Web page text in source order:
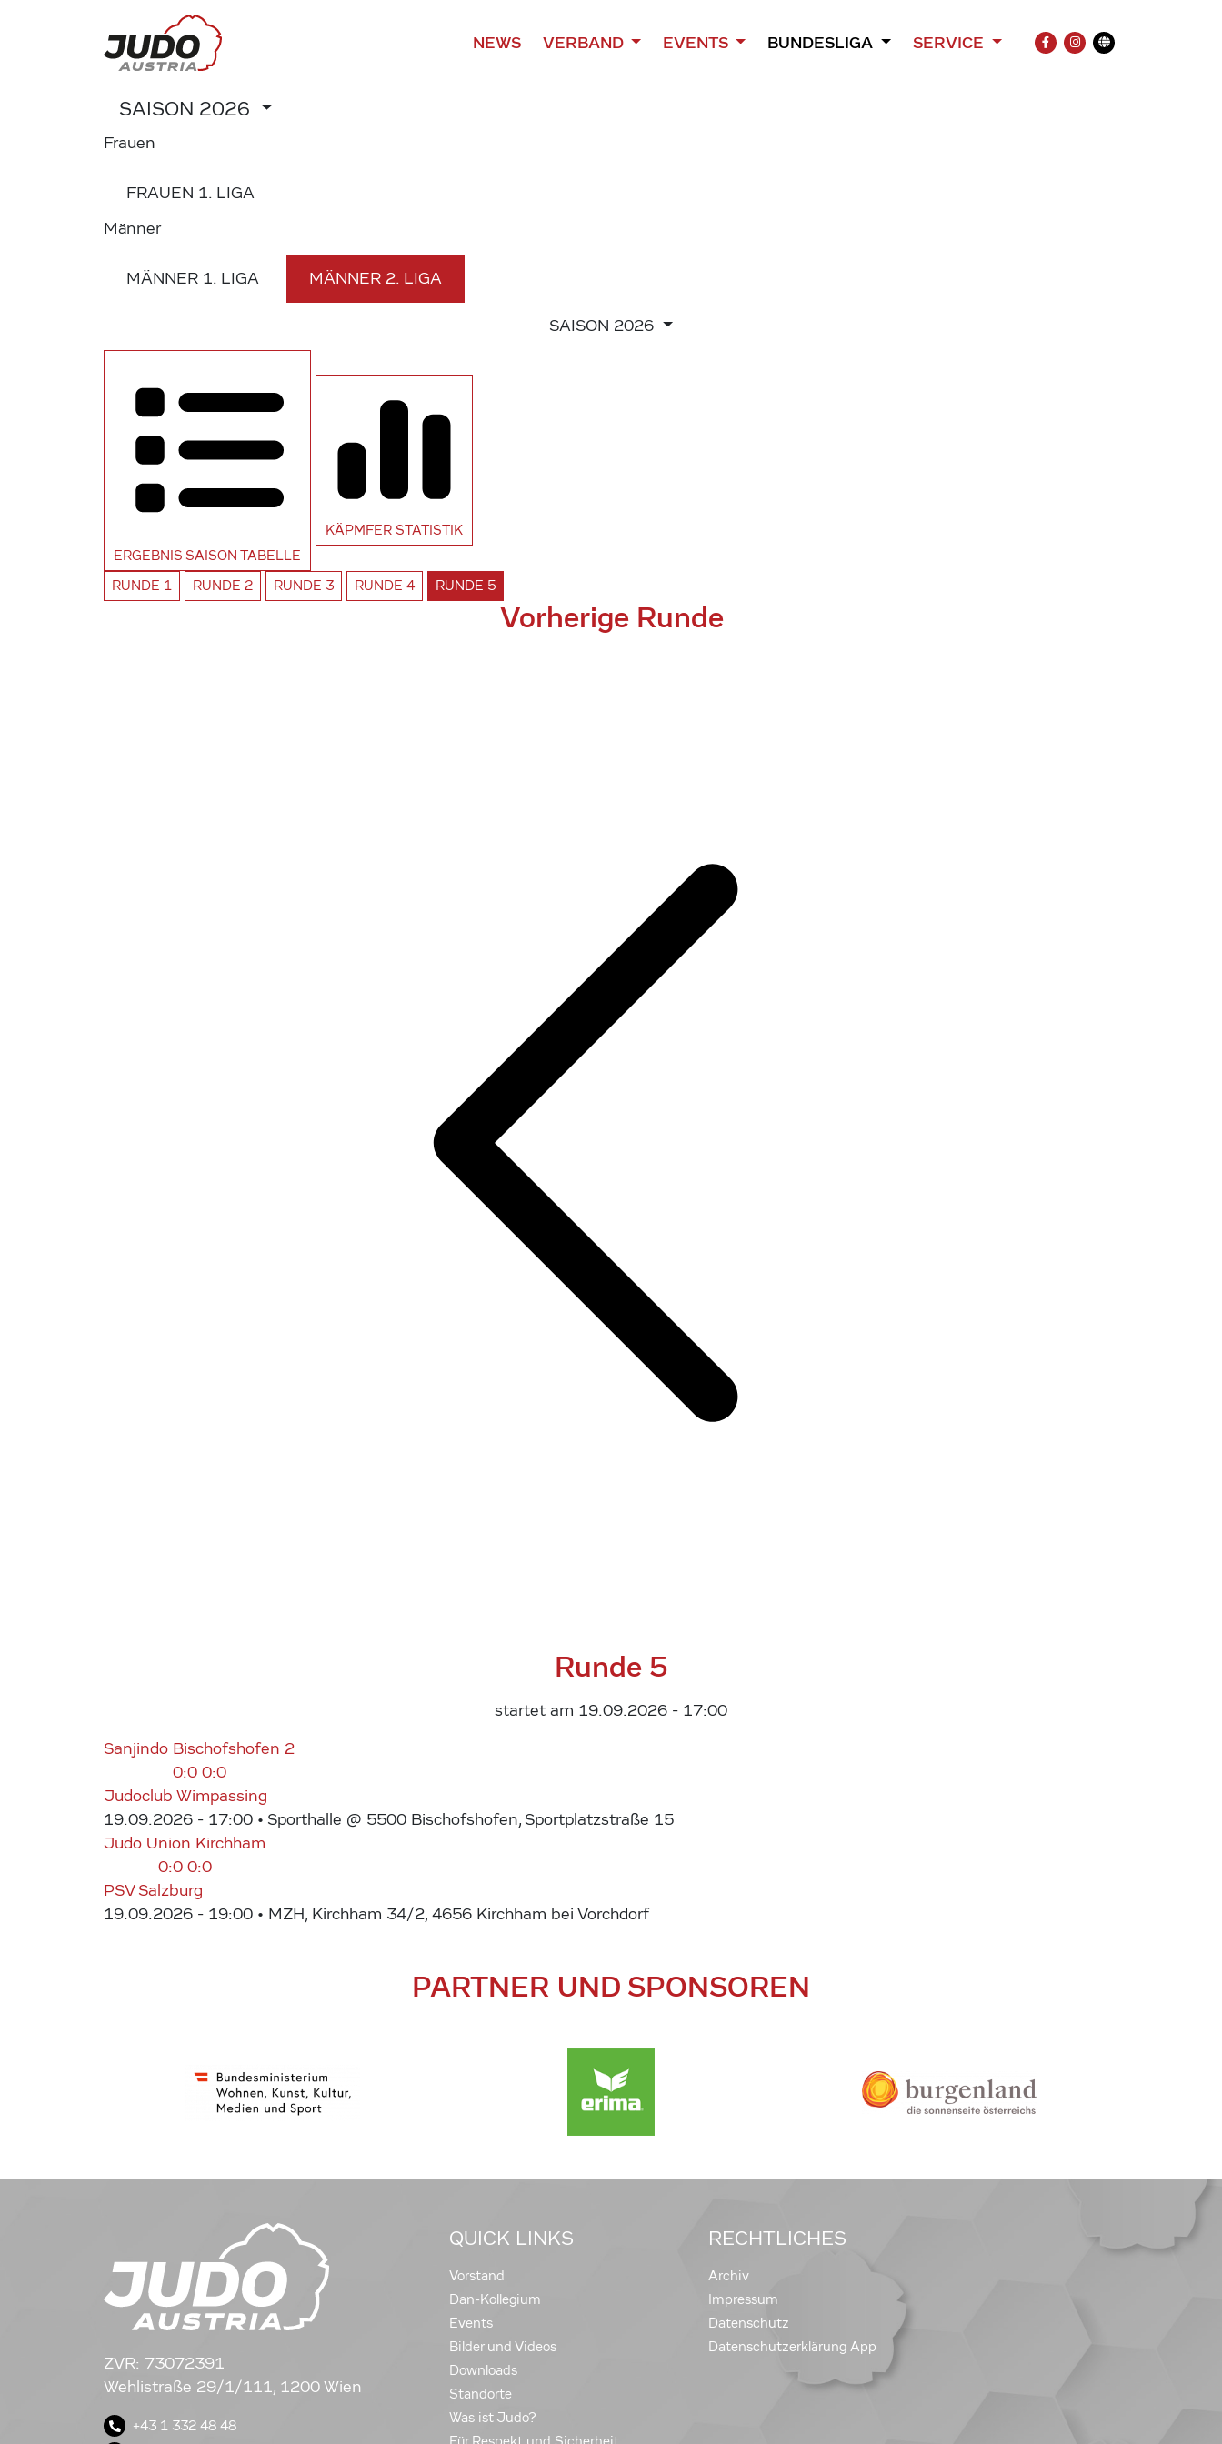
NEWS VERBAND EVENTS BUNDESLIGA SERVICE
FACEBOOK
INSTAGRAM
Übersetzung
SAISON 2026
Frauen
FRAUEN 1. LIGA
Männer
MÄNNER 1. LIGA MÄNNER 2. LIGA
SAISON 2026
ERGEBNIS SAISON TABELLE
KÄPMFER STATISTIK
RUNDE 1 RUNDE 2 RUNDE 3 RUNDE 4 RUNDE 5
Vorherige Runde
Runde 5
startet am 19.09.2026 - 17:00
Sanjindo Bischofshofen 2
0:0 0:0
Judoclub Wimpassing
19.09.2026 - 17:00 • Sporthalle @ 5500 Bischofshofen, Sportplatzstraße 15
Judo Union Kirchham
0:0 0:0
PSV Salzburg
19.09.2026 - 19:00 • MZH, Kirchham 34/2, 4656 Kirchham bei Vorchdorf
PARTNER UND SPONSOREN
ZVR: 73072391
Wehlistraße 29/1/111, 1200 Wien
+43 1 332 48 48
QUICK LINKS
Vorstand
Dan-Kollegium
Events
Bilder und Videos
Downloads
Standorte
Was ist Judo?
RECHTLICHES
Archiv
Impressum
Datenschutz
Datenschutzerklärung App